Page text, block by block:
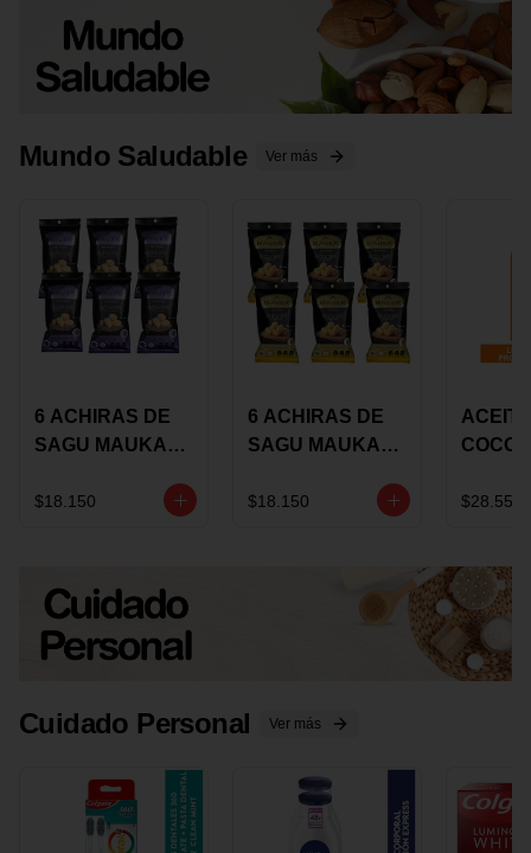
Mundo Saludable Ver más
6 ACHIRAS DE
SAGU MAUKA
$18.150
6 ACHIRAS DE
SAGU MAUKA
GRS
$18.150
COCO
150G
$28.550
Cuidado Personal Ver más